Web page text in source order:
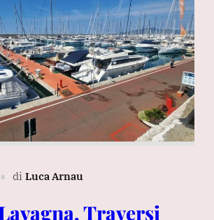
∎ di Luca Arnau
Traversi